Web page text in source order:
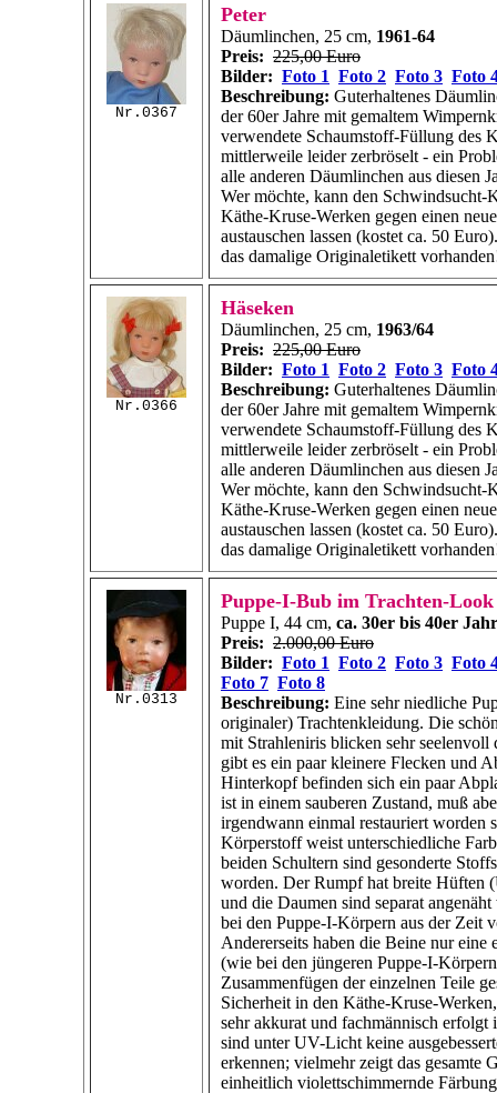
Nr.0367
Peter
Däumlinchen, 25 cm, 1961-64
Preis: 225,00 Euro
Bilder: Foto 1 Foto 2 Foto 3 Foto
Beschreibung: Guterhaltenes
der 60er Jahre mit gemaltem
verwendete Schaumstoff-Füllung des
mittlerweile leider zerbröselt - ein
alle anderen Däumlinchen aus diesen
Wer möchte, kann den Schwindsucht-
Käthe-Kruse-Werken gegen einen
austauschen lassen (kostet ca. 50
das damalige Originaletikett
Nr.0366
Häseken
Däumlinchen, 25 cm, 1963/64
Preis: 225,00 Euro
Bilder: Foto 1 Foto 2 Foto 3 Foto
Beschreibung: Guterhaltenes
der 60er Jahre mit gemaltem
verwendete Schaumstoff-Füllung des
mittlerweile leider zerbröselt - ein
alle anderen Däumlinchen aus diesen
Wer möchte, kann den Schwindsucht-
Käthe-Kruse-Werken gegen einen
austauschen lassen (kostet ca. 50
das damalige Originaletikett
Nr.0313
Puppe-I-Bub im Trachten-Look
Puppe I, 44 cm, ca. 30er bis 40er
Preis: 2.000,00 Euro
Bilder: Foto 1 Foto 2 Foto 3 Foto
Foto 7 Foto 8
Beschreibung: Eine sehr niedliche
originaler) Trachtenkleidung. Die
mit Strahleniris blicken sehr seelenvoll
gibt es ein paar kleinere Flecken und
Hinterkopf befinden sich ein paar
ist in einem sauberen Zustand, muß
irgendwann einmal restauriert worden
Körperstoff weist unterschiedliche
beiden Schultern sind gesonderte
worden. Der Rumpf hat breite Hüften
und die Daumen sind separat
bei den Puppe-I-Körpern aus der Zeit
Andererseits haben die Beine nur eine
(wie bei den jüngeren Puppe-I-
Zusammenfügen der einzelnen Teile
Sicherheit in den Käthe-Kruse-
sehr akkurat und fachmännisch erfolgt
sind unterUV-Licht keine
erkennen; vielmehr zeigt das gesamte
einheitlich violettschimmernde